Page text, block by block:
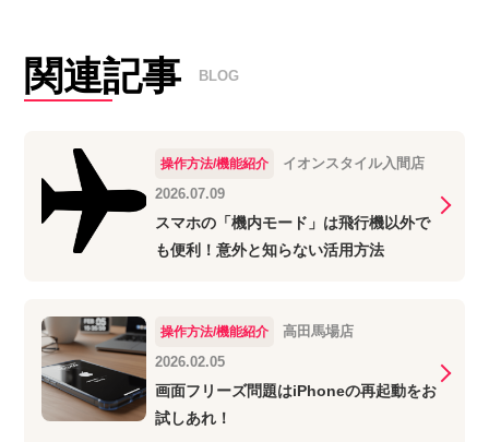
関連記事 BLOG
操作方法/機能紹介
イオンスタイル入間店
2026.07.09
スマホの「機内モード」は飛行機以外で
も便利！意外と知らない活用方法
操作方法/機能紹介
高田馬場店
2026.02.05
画面フリーズ問題はiPhoneの再起動をお
試しあれ！